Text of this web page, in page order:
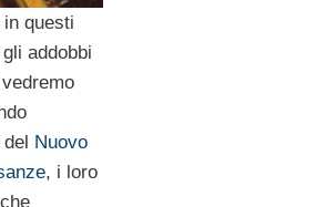
questi
addobbi
Nuovo
, i loro